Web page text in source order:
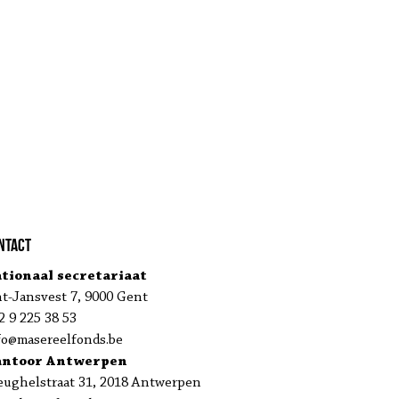
secretariaat
Jansvest 7, 9000 Gent
9 225 38 53
Antwerpen
31, 2018 Antwerpen